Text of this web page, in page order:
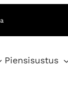
Piensisustus